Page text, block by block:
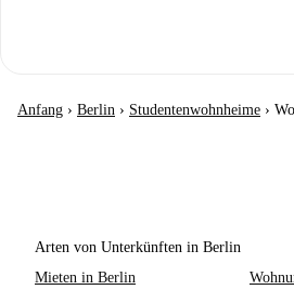
Anfang › Berlin › Studentenwohnheime ›
Arten von Unterkünften in Berlin
Mieten in Berlin